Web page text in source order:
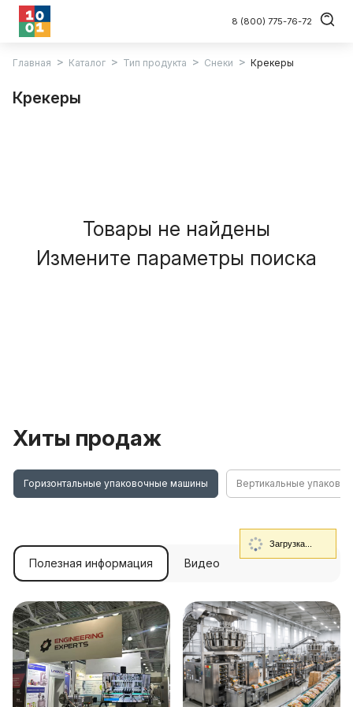
8 (800) 775-76-72
Главная Каталог Тип продукта Снеки Крекеры
Крекеры
Товары не найдены
Измените параметры поиска
Хиты продаж
Горизонтальные упаковочные машины Вертикальные
Полезная информация Видео
Загрузка...